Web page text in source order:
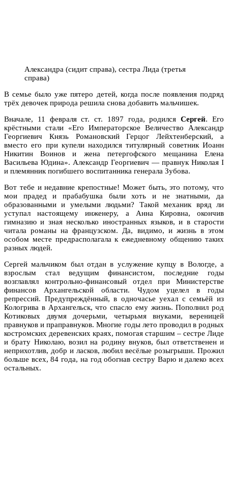
Александра (сидит справа), сестра Лида (третья
справа)
В семье было уже пятеро детей, когда после появления подряд
трёх девочек природа решила снова добавить мальчишек.
Вначале, 11 февраля ст. ст. 1897 года, родилсяСергей. Его
крёстными стали «Его Императорское Величество Александр
Георгиевич Князь Романовский Герцог Лейхтенберский, а
вместо его при купели находился титулярный советник Иоанн
Никитин Воинов и жена петергофского мещанина Елена
Васильева Юдина». Александр Георгиевич — правнук Николая I
и племянник погибшего воспитанника генерала Зубова.
Вот тебе и недавние крепостные! Может быть, это потому, что
мои прадед и прабабушка были хоть и не знатными, да
образованными и умелыми людьми? Такой механик вряд ли
уступал настоящему инженеру, а Анна Кировна, окончив
гимназию и зная несколько иностранных языков, и в старости
читала романы на французском. Да, видимо, и жизнь в этом
особом месте предрасполагала к ежедневному общению таких
разных людей.
Сергей мальчиком был отдан в услужение купцу в Вологде, а
взрослым стал ведущим финансистом, последние годы
возглавлял контрольно-финансовый отдел при Министерстве
финансов Архангельской области. Чудом уцелел в годы
репрессий. Предупреждённый, в одночасье уехал с семьёй из
Кологрива в Архангельск, что спасло ему жизнь. Пополнил род
Котиковых двумя дочерьми, четырьмя внуками, вереницей
правнуков и праправнуков. Многие годы лето проводил в родных
костромских деревенских краях, помогая старшим – сестре Лиде
и брату Николаю, возил на родину внуков, был ответственен и
неприхотлив, добр и ласков, любил весёлые розыгрыши. Прожил
больше всех, 84 года, на год обогнав сестру Варю и далеко всех
остальных.